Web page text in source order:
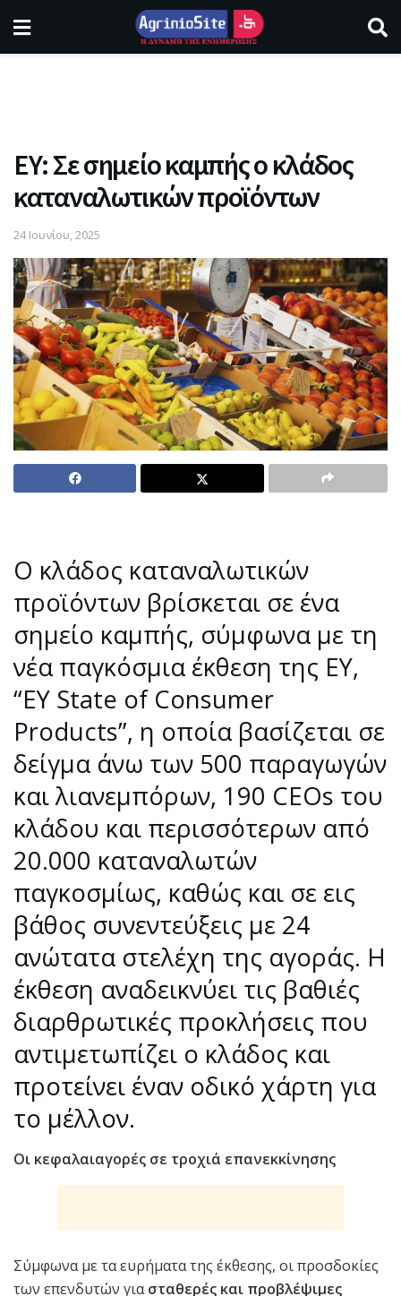
ΕΥ: Σε σημείο καμπής ο κλάδος
καταναλωτικών προϊόντων
24 Ιουνίου, 2025
Ο κλάδος καταναλωτικών
προϊόντων βρίσκεται σε ένα
σημείο καμπής, σύμφωνα με τη
νέα παγκόσμια έκθεση της EY,
“EY State of Consumer
Products”, η οποία βασίζεται σε
δείγμα άνω των 500 παραγωγών
και λιανεμπόρων, 190 CEOs του
κλάδου και περισσότερων από
20.000 καταναλωτών
παγκοσμίως, καθώς και σε εις
βάθος συνεντεύξεις με 24
ανώτατα στελέχη της αγοράς. Η
έκθεση αναδεικνύει τις βαθιές
διαρθρωτικές προκλήσεις που
αντιμετωπίζει ο κλάδος και
προτείνει έναν οδικό χάρτη για
το μέλλον.
Οι κεφαλαιαγορές σε τροχιά επανεκκίνησης
Σύμφωνα με τα ευρήματα της έκθεσης, οι προσδοκίες
των επενδυτών γιασταθερές και προβλέψιμες